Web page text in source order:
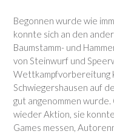
Begonnen wurde wie
konnte sich an den
Baumstamm- und
von Steinwurf und
Wettkampfvorbereitung
Schwiegershausen auf
gut angenommen
wieder Aktion, sie
Games messen,